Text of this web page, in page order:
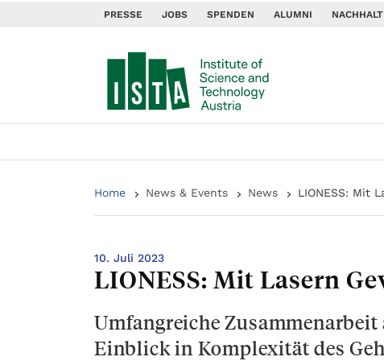
PRESSE JOBS SPENDEN ALUMNI
Home News & Events News LIONESS: Mit
10. Juli 2023
LIONESS: Mit Lasern
Umfangreiche
Einblick in Komplexität des